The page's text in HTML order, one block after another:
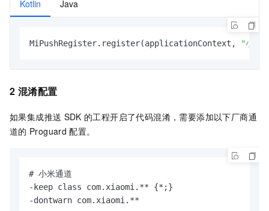
Kotlin Java
MiPushRegister.register(applicationContext, "小米
2 混淆配置
如果集成推送 SDK 的工程开启了代码混淆，需要添加以下厂商通
道的 Proguard 配置。
# 小米通道
-keep class com.xiaomi.** {*;}
-dontwarn com.xiaomi.**